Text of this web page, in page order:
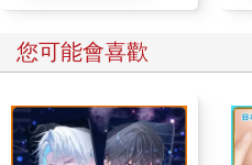
您可能會喜歡